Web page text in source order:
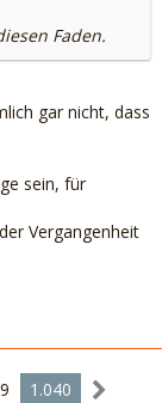
Faden.
gar nicht, dass
sein, für
Vergangenheit
1.040